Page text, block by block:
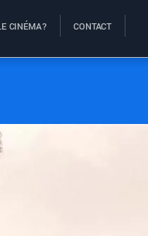
CINÉMA? CONTACT